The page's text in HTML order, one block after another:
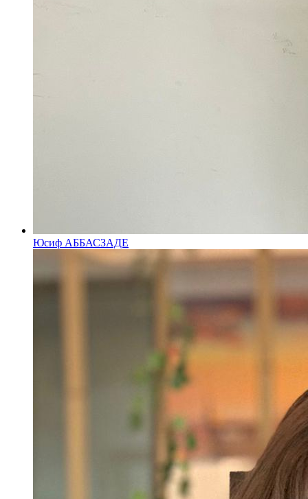
Юсиф АББАСЗАДЕ